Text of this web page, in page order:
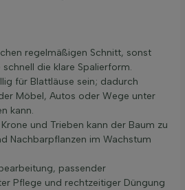
regelmäßigen Schnitt, sonst
die klare Spalierform.
für Blattläuse sein; dadurch
Möbel, Autos oder Wege unter
kann.
und Trieben kann der Baum zu
Nachbarpflanzen im Wachstum
passender
Pflege und rechtzeitiger Düngung